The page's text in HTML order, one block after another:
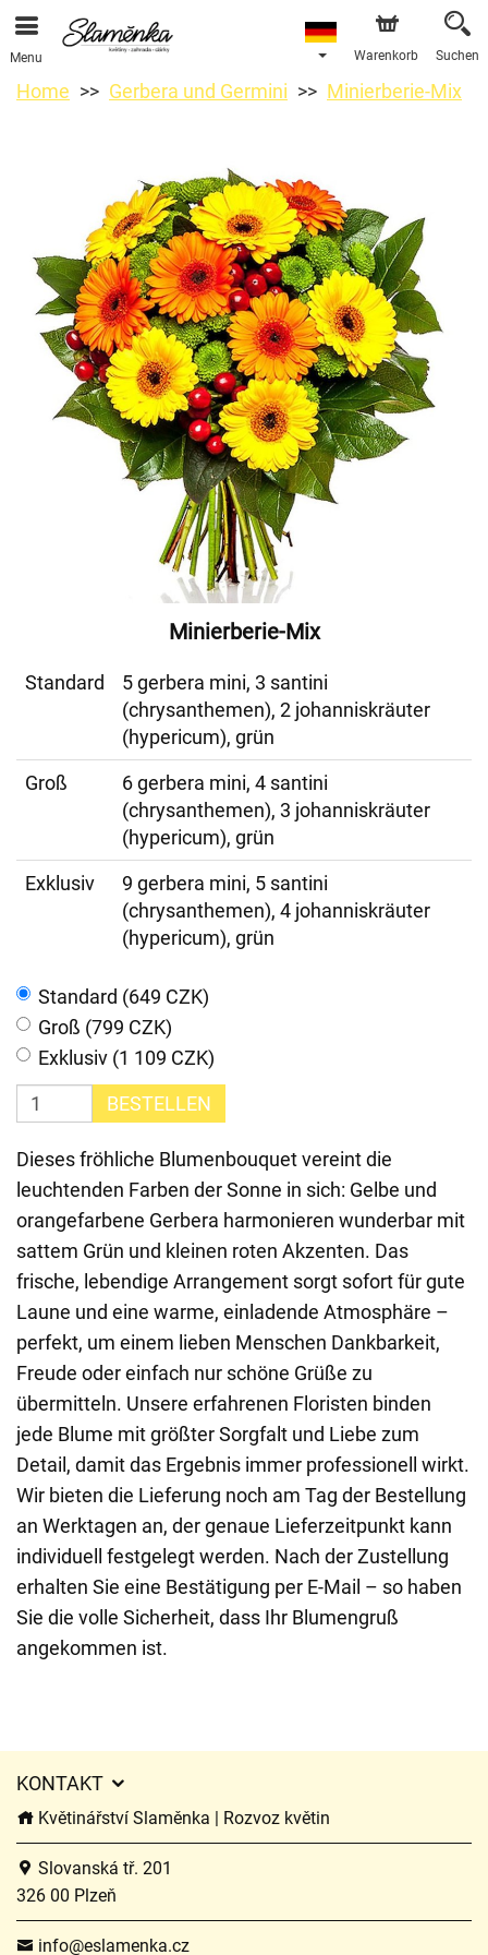
Menu Warenkorb Suchen
Home Gerbera und Germini Minierberie-Mix
Minierberie-Mix
Standard
5 gerbera mini, 3 santini
(chrysanthemen), 2 johanniskräuter
(hypericum), grün
Groß
6 gerbera mini, 4 santini
(chrysanthemen), 3 johanniskräuter
(hypericum), grün
Exklusiv
9 gerbera mini, 5 santini
(chrysanthemen), 4 johanniskräuter
(hypericum), grün
Standard (649 CZK)
Groß (799 CZK)
Exklusiv (1 109 CZK)
BESTELLEN
Dieses fröhliche Blumenbouquet vereint die
leuchtenden Farben der Sonne in sich: Gelbe und
orangefarbene Gerbera harmonieren wunderbar mit
sattem Grün und kleinen roten Akzenten. Das
frische, lebendige Arrangement sorgt sofort für gute
Laune und eine warme, einladende Atmosphäre –
perfekt, um einem lieben Menschen Dankbarkeit,
Freude oder einfach nur schöne Grüße zu
übermitteln. Unsere erfahrenen Floristen binden
jede Blume mit größter Sorgfalt und Liebe zum
Detail, damit das Ergebnis immer professionell wirkt.
Wir bieten die Lieferung noch am Tag der Bestellung
an Werktagen an, der genaue Lieferzeitpunkt kann
individuell festgelegt werden. Nach der Zustellung
erhalten Sie eine Bestätigung per E-Mail – so haben
Sie die volle Sicherheit, dass Ihr Blumengruß
angekommen ist.
KONTAKT
Květinářství Slaměnka | Rozvoz květin
Slovanská tř. 201
326 00 Plzeň
info@eslamenka.cz